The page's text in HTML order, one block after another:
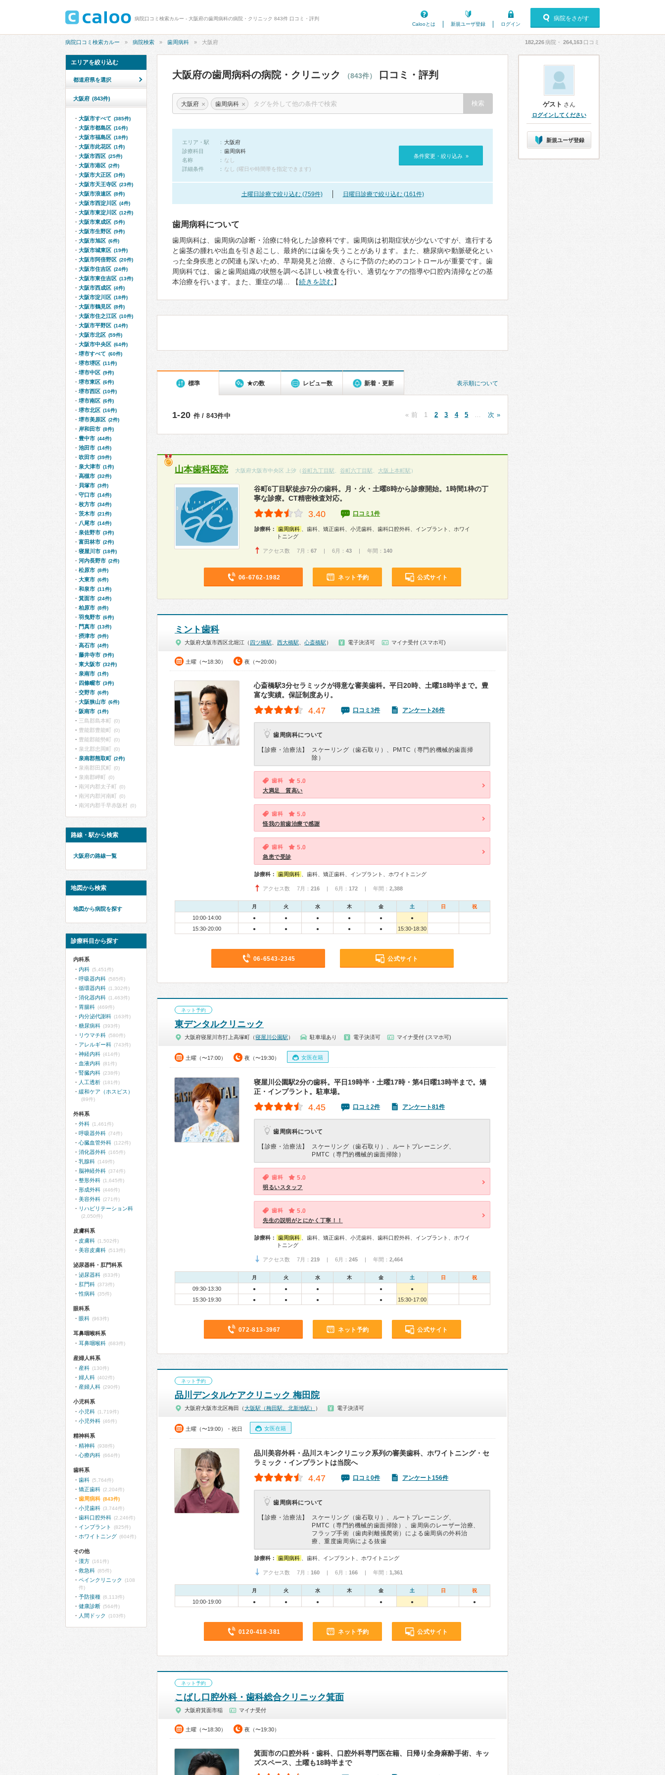
病院口コミ検索カルー - 大阪府の歯周病科の病院・クリニック 843件 口コミ・評判
Calooとは
新規ユーザ登録 ログイン
病院をさがす
病院口コミ検索カルー 病院検索 歯周病科 大阪府 182,226病院・ 264,163 口コミ
大阪府の歯周病科の病院・クリニック （843件） 口コミ・評判
大阪府 × 歯周病科 ×
エリア・駅
大阪府
診療科目
歯周病科
名称
なし
詳細条件
なし (曜日や時間帯を指定できます)
条件変更・絞り込み »
土曜日診療で絞り込む (759件) 日曜日診療で絞り込む (161件)
歯周病科について
歯周病科は、歯周病の診断・治療に特化した診療科です。歯周病は初期症状が少ないですが、進行する
と歯茎の腫れや出血を引き起こし、最終的には歯を失うことがあります。また、糖尿病や動脈硬化とい
った全身疾患との関連も深いため、早期発見と治療、さらに予防のためのコントロールが重要です。歯
周病科では、歯と歯周組織の状態を調べる詳しい検査を行い、適切なケアの指導や口腔内清掃などの基
本治療を行います。また、重症の場… 【続きを読む】
表示順について
標準 ★の数 レビュー数 新着・更新
1-20 件 / 843件中 « 前 1 2 3 4 5 次 »
山本歯科医院 大阪府大阪市中央区 上汐（谷町九丁目駅 谷町六丁目駅 大阪上本町駅 ）
谷町6丁目駅徒歩7分の歯科。月・火・土曜8時から診療開始。1時間1枠の丁
寧な診療。CT精密検査対応。
3.40 口コミ1件
診療科： 歯周病科
、歯科、矯正歯科、小児歯科、歯科口腔外科、インプラント、ホワイ
トニング
アクセス数 7月： 67 | 6月： 43 | 年間： 140
06-6762-1982 ネット予約 公式サイト
ミント歯科
大阪府大阪市西区北堀江（ 四ツ橋駅 西大橋駅 心斎橋駅 ） 電子決済可 マイナ受付 (スマホ可)
土曜（〜18:30） 夜（〜20:00）
心斎橋駅3分セラミックが得意な審美歯科。平日20時、土曜18時半まで。豊
富な実績。保証制度あり。
4.47 口コミ3件 アンケート26件
歯周病科について
【診療・治療法】
スケーリング（歯石取り）、PMTC（専門的機械的歯面掃
除）
歯科 5.0
大満足 質高い
歯科 5.0
怪我の前歯治療で感謝
歯科 5.0
急患で受診
診療科： 歯周病科 、歯科、矯正歯科、インプラント、ホワイトニング
アクセス数 7月： 216 | 6月： 172 | 年間： 2,388
月 火 水 木 金 土 日 祝
10:00-14:00 ● ● ● ● ● ●
15:30-20:00 ● ● ● ● ● 15:30-18:30
06-6543-2345 公式サイト
ネット予約
東デンタルクリニック
大阪府寝屋川市打上高塚町（寝屋川公園駅 ） 駐車場あり 電子決済可 マイナ受付 (スマホ可)
土曜（〜17:00） 夜（〜19:30） 女医在籍
寝屋川公園駅2分の歯科。平日19時半・土曜17時・第4日曜13時半まで。矯
正・インプラント。駐車場。
4.45 口コミ2件 アンケート81件
歯周病科について
【診療・治療法】
スケーリング（歯石取り）、ルートプレーニング、
PMTC（専門的機械的歯面掃除）
歯科 5.0
明るいスタッフ
歯科 5.0
先生の説明がとにかく丁寧！！
診療科： 歯周病科
、歯科、矯正歯科、小児歯科、歯科口腔外科、インプラント、ホワイ
トニング
アクセス数 7月： 219 | 6月： 245 | 年間： 2,464
月 火 水 木 金 土 日 祝
09:30-13:30 ● ● ● ● ●
15:30-19:30 ● ● ● ● 15:30-17:00
072-813-3967 ネット予約 公式サイト
ネット予約
品川デンタルケアクリニック 梅田院
大阪府大阪市北区梅田（大阪駅（梅田駅、北新地駅） ） 電子決済可
土曜（〜19:00）・祝日 女医在籍
品川美容外科・品川スキンクリニック系列の審美歯科、ホワイトニング・セ
ラミック・インプラントは当院へ
4.47 口コミ0件 アンケート156件
歯周病科について
【診療・治療法】
スケーリング（歯石取り）、ルートプレーニング、
PMTC（専門的機械的歯面掃除）、歯周病のレーザー治療、
フラップ手術（歯肉剥離掻爬術）による歯周病の外科治
療、重度歯周病による抜歯
診療科： 歯周病科 、歯科、インプラント、ホワイトニング
アクセス数 7月： 160 | 6月： 166 | 年間： 1,361
月 火 水 木 金 土 日 祝
10:00-19:00 ● ● ● ● ● ●
0120-418-381 ネット予約 公式サイト
ネット予約
こばし口腔外科・歯科総合クリニック箕面
大阪府箕面市稲 マイナ受付
土曜（〜18:30） 夜（〜19:30）
箕面市の口腔外科・歯科、口腔外科専門医在籍、日帰り全身麻酔手術、キッ
ズスペース、土曜も18時半まで
エリアを絞り込む
都道府県を選択
大阪府 (843件)
大阪市すべて (385件)
大阪市都島区 (16件)
大阪市福島区 (18件)
大阪市此花区 (1件)
大阪市西区 (25件)
大阪市港区 (2件)
大阪市大正区 (3件)
大阪市天王寺区 (23件)
大阪市浪速区 (8件)
大阪市西淀川区 (4件)
大阪市東淀川区 (12件)
大阪市東成区 (5件)
大阪市生野区 (9件)
大阪市旭区 (6件)
大阪市城東区 (19件)
大阪市阿倍野区 (20件)
大阪市住吉区 (24件)
大阪市東住吉区 (13件)
大阪市西成区 (4件)
大阪市淀川区 (18件)
大阪市鶴見区 (8件)
大阪市住之江区 (10件)
大阪市平野区 (14件)
大阪市北区 (59件)
大阪市中央区 (64件)
堺市すべて (60件)
堺市堺区 (11件)
堺市中区 (9件)
堺市東区 (6件)
堺市西区 (10件)
堺市南区 (6件)
堺市北区 (16件)
堺市美原区 (2件)
岸和田市 (8件)
豊中市 (44件)
池田市 (14件)
吹田市 (39件)
泉大津市 (1件)
高槻市 (32件)
貝塚市 (3件)
守口市 (14件)
枚方市 (34件)
茨木市 (21件)
八尾市 (14件)
泉佐野市 (3件)
富田林市 (2件)
寝屋川市 (18件)
河内長野市 (2件)
松原市 (8件)
大東市 (6件)
和泉市 (11件)
箕面市 (24件)
柏原市 (8件)
羽曳野市 (6件)
門真市 (13件)
摂津市 (9件)
高石市 (4件)
藤井寺市 (9件)
東大阪市 (32件)
泉南市 (1件)
四條畷市 (3件)
交野市 (6件)
大阪狭山市 (6件)
阪南市 (1件)
三島郡島本町 (0)
豊能郡豊能町 (0)
豊能郡能勢町 (0)
泉北郡忠岡町 (0)
泉南郡熊取町 (2件)
泉南郡田尻町 (0)
泉南郡岬町 (0)
南河内郡太子町 (0)
南河内郡河南町 (0)
南河内郡千早赤阪村 (0)
路線・駅から検索
大阪府の路線一覧
地図から検索
地図から病院を探す
診療科目から探す
内科系
内科 (5,451件)
呼吸器内科 (585件)
循環器内科 (1,302件)
消化器内科 (1,463件)
胃腸科 (469件)
内分泌代謝科 (163件)
糖尿病科 (393件)
リウマチ科 (580件)
アレルギー科 (743件)
神経内科 (414件)
血液内科 (81件)
腎臓内科 (238件)
人工透析 (181件)
緩和ケア（ホスピス）
(89件)
外科系
外科 (1,461件)
呼吸器外科 (74件)
心臓血管外科 (122件)
消化器外科 (165件)
乳腺科 (149件)
脳神経外科 (374件)
整形外科 (1,645件)
形成外科 (446件)
美容外科 (271件)
リハビリテーション科
(2,050件)
皮膚科系
皮膚科 (1,502件)
美容皮膚科 (513件)
泌尿器科・肛門科系
泌尿器科 (633件)
肛門科 (373件)
性病科 (35件)
眼科系
眼科 (963件)
耳鼻咽喉科系
耳鼻咽喉科 (683件)
産婦人科系
産科 (130件)
婦人科 (402件)
産婦人科 (290件)
小児科系
小児科 (1,719件)
小児外科 (46件)
精神科系
精神科 (938件)
心療内科 (664件)
歯科系
歯科 (5,764件)
矯正歯科 (2,204件)
歯周病科 (843件)
小児歯科 (3,744件)
歯科口腔外科 (2,246件)
インプラント (825件)
ホワイトニング (604件)
その他
漢方 (161件)
救急科 (85件)
ペインクリニック
(108
件)
予防接種 (6,113件)
健康診断 (564件)
人間ドック (103件)
ゲスト さん
ログインしてください
新規ユーザ登録